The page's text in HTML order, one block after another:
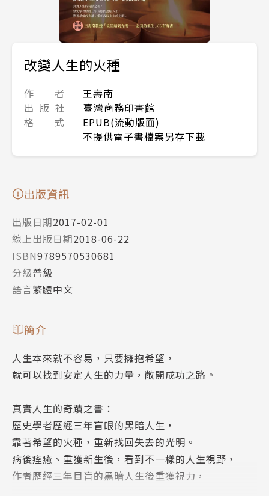
改變人生的火種
作 者
王壽南
出 版 社
臺灣商務印書館
格 式
EPUB(流動版面)
不提供電子書檔案另存下載
出版資訊
出版日期2017-02-01
線上出版日期2018-06-22
ISBN9789570530681
分級普級
語言繁體中文
簡介
人生本來就不容易，只要擁抱希望，
就可以找到安定人生的力量，敞開成功之路。
真實人生的奇蹟之書：
歷史學者歷經三年盲眼的黑暗人生，
靠著希望的火種，重新找回失去的光明。
病後痊癒、重獲新生後，看到不一樣的人生視野，
作者歷經三年目盲的黑暗人生後重獲視力，